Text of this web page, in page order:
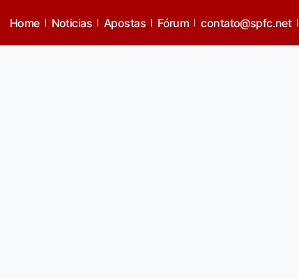
Home Noticias Apostas Fórum contato@spfc.net